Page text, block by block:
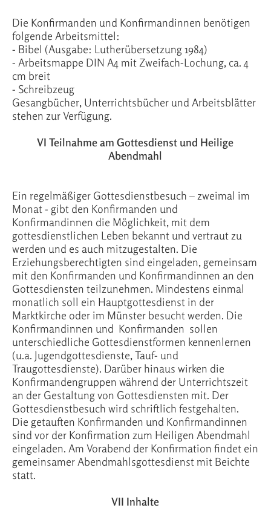
Die Konfirmanden und Konfirmandinnen benötigen
folgende Arbeitsmittel:
- Bibel (Ausgabe: Lutherübersetzung 1984)
- Arbeitsmappe DIN A4 mit Zweifach-Lochung, ca. 4
cm breit
- Schreibzeug
Gesangbücher, Unterrichtsbücher und Arbeitsblätter
stehen zur Verfügung.
VI Teilnahme am Gottesdienst und Heilige
Abendmahl
Ein regelmäßiger Gottesdienstbesuch – zweimal im
Monat - gibt den Konfirmanden und
Konfirmandinnen die Möglichkeit, mit dem
gottesdienstlichen Leben bekannt und vertraut zu
werden und es auch mitzugestalten. Die
Erziehungsberechtigten sind eingeladen, gemeinsam
mit den Konfirmanden und Konfirmandinnen an den
Gottesdiensten teilzunehmen. Mindestens einmal
monatlich soll ein Hauptgottesdienst in der
Marktkirche oder im Münster besucht werden. Die
Konfirmandinnen und Konfirmanden sollen
unterschiedliche Gottesdienstformen kennenlernen
(u.a. Jugendgottesdienste, Tauf- und
Traugottesdienste). Darüber hinaus wirken die
Konfirmandengruppen während der Unterrichtszeit
an der Gestaltung von Gottesdiensten mit. Der
Gottesdienstbesuch wird schriftlich festgehalten.
Die getauften Konfirmanden und Konfirmandinnen
sind vor der Konfirmation zum Heiligen Abendmahl
eingeladen. Am Vorabend der Konfirmation findet ein
gemeinsamer Abendmahlsgottesdienst mit Beichte
statt.
VII Inhalte